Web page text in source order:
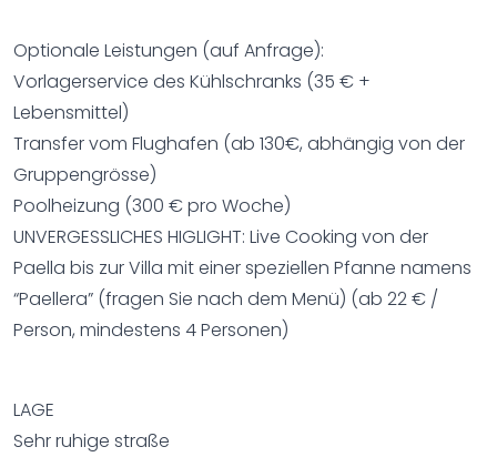
Optionale Leistungen (auf Anfrage):
Vorlagerservice des Kühlschranks (35 € +
Lebensmittel)
Transfer vom Flughafen (ab 130€, abhängig von der
Gruppengrösse)
Poolheizung (300 € pro Woche)
UNVERGESSLICHES HIGLIGHT: Live Cooking von der
Paella bis zur Villa mit einer speziellen Pfanne namens
“Paellera” (fragen Sie nach dem Menü) (ab 22 € /
Person, mindestens 4 Personen)
LAGE
Sehr ruhige straße